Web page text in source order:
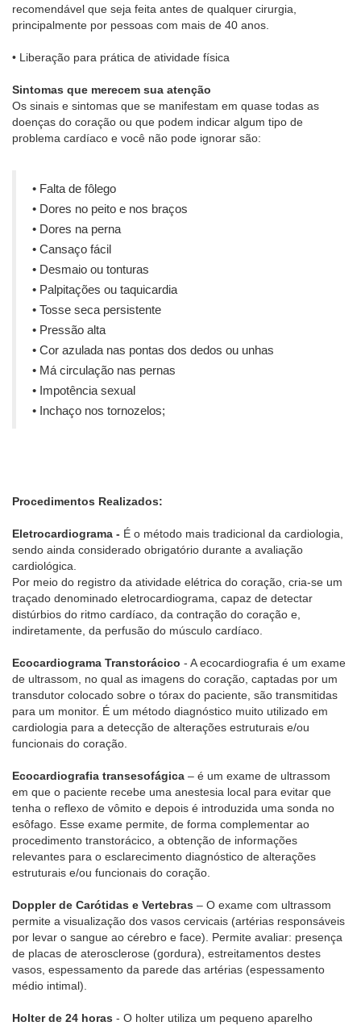
recomendável que seja feita antes de qualquer cirurgia,
principalmente por pessoas com mais de 40 anos.
• Liberação para prática de atividade física
Sintomas que merecem sua atenção
Os sinais e sintomas que se manifestam em quase todas as
doenças do coração ou que podem indicar algum tipo de
problema cardíaco e você não pode ignorar são:
• Falta de fôlego
• Dores no peito e nos braços
• Dores na perna
• Cansaço fácil
• Desmaio ou tonturas
• Palpitações ou taquicardia
• Tosse seca persistente
• Pressão alta
• Cor azulada nas pontas dos dedos ou unhas
• Má circulação nas pernas
• Impotência sexual
• Inchaço nos tornozelos;
Procedimentos Realizados:
Eletrocardiograma - É o método mais tradicional da cardiologia,
sendo ainda considerado obrigatório durante a avaliação
cardiológica.
Por meio do registro da atividade elétrica do coração, cria-se um
traçado denominado eletrocardiograma, capaz de detectar
distúrbios do ritmo cardíaco, da contração do coração e,
indiretamente, da perfusão do músculo cardíaco.
Ecocardiograma Transtorácico - A ecocardiografia é um exame
de ultrassom, no qual as imagens do coração, captadas por um
transdutor colocado sobre o tórax do paciente, são transmitidas
para um monitor. É um método diagnóstico muito utilizado em
cardiologia para a detecção de alterações estruturais e/ou
funcionais do coração.
Ecocardiografia transesofágica – é um exame de ultrassom
em que o paciente recebe uma anestesia local para evitar que
tenha o reflexo de vômito e depois é introduzida uma sonda no
esôfago. Esse exame permite, de forma complementar ao
procedimento transtorácico, a obtenção de informações
relevantes para o esclarecimento diagnóstico de alterações
estruturais e/ou funcionais do coração.
Doppler de Carótidas e Vertebras – O exame com ultrassom
permite a visualização dos vasos cervicais (artérias responsáveis
por levar o sangue ao cérebro e face). Permite avaliar: presença
de placas de aterosclerose (gordura), estreitamentos destes
vasos, espessamento da parede das artérias (espessamento
médio intimal).
Holter de 24 horas - O holter utiliza um pequeno aparelho